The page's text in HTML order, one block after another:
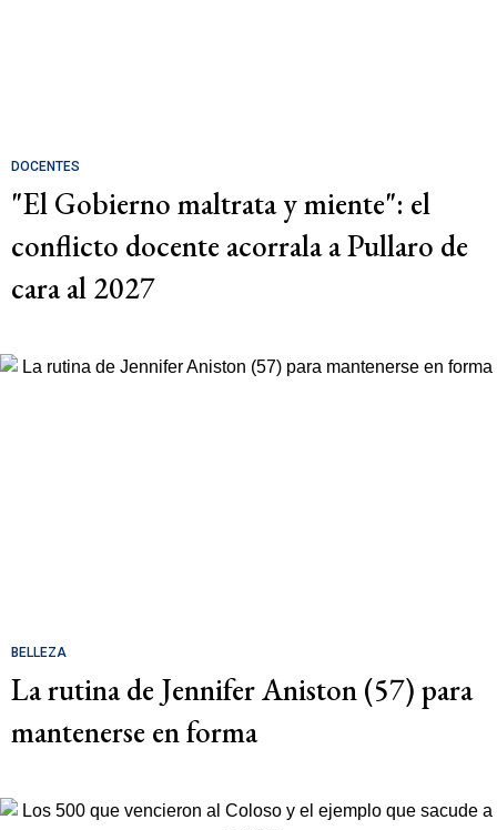
DOCENTES
"El Gobierno maltrata y miente": el
conflicto docente acorrala a Pullaro de
cara al 2027
BELLEZA
La rutina de Jennifer Aniston (57) para
mantenerse en forma